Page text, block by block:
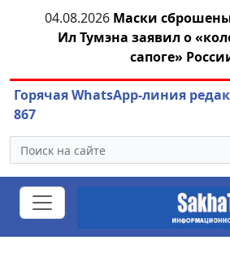
экс-депутат
04.08.2026
или
Горячая WhatsApp-линия
867